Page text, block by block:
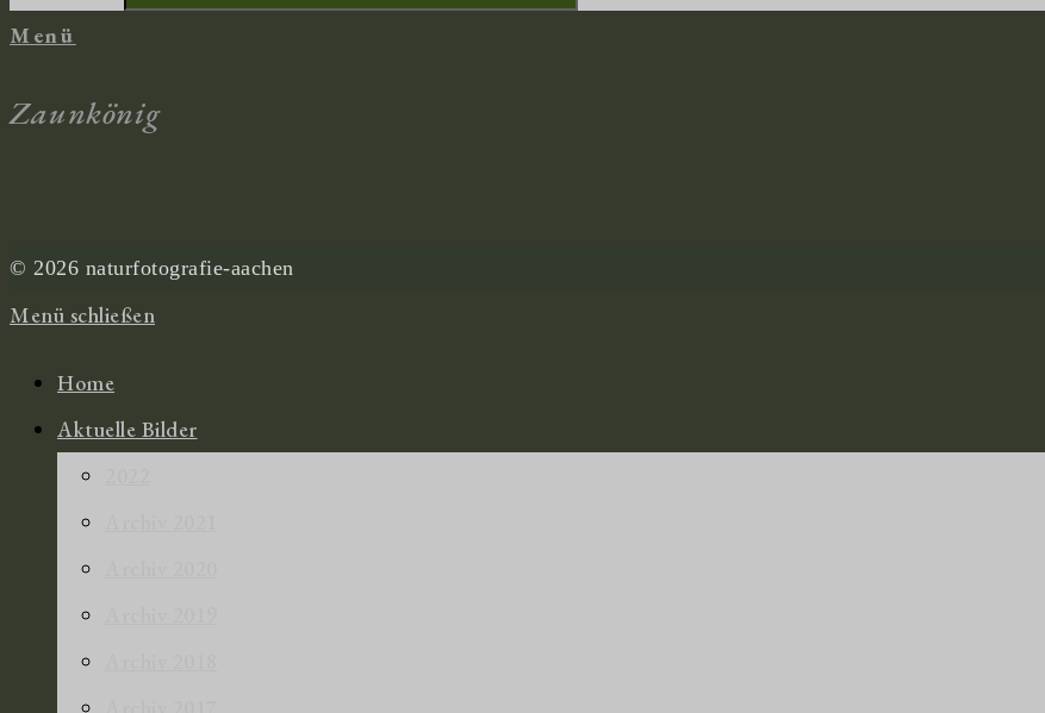
Menü
Zaunkönig
© 2026 naturfotografie-aachen
Menü schließen
Home
Aktuelle Bilder